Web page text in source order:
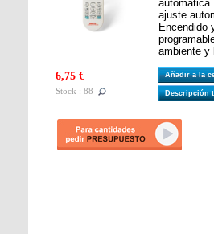
ajuste
Encendido
ambiente y
6,75 €
Stock : 88
Añadir a la
Descripción